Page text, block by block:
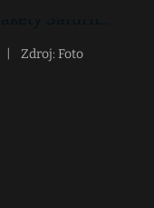
Zdroj: Foto